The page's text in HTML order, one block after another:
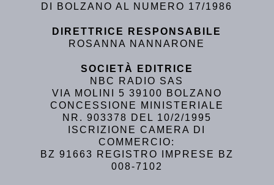
DI BOLZANO AL NUMERO 17/1986
DIRETTRICE RESPONSABILE
ROSANNA NANNARONE
SOCIETÀ EDITRICE
NBC RADIO SAS
VIA MOLINI 5 39100 BOLZANO
CONCESSIONE MINISTERIALE
NR. 903378 DEL 10/2/1995
ISCRIZIONE CAMERA DI
COMMERCIO:
BZ 91663 REGISTRO IMPRESE BZ
008-7102